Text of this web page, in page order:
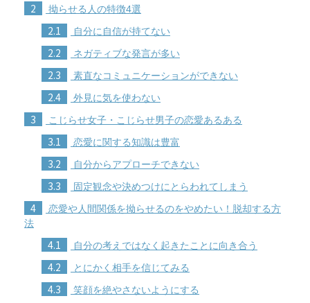
2 拗らせる人の特徴4選
2.1 自分に自信が持てない
2.2 ネガティブな発言が多い
2.3 素直なコミュニケーションができない
2.4 外見に気を使わない
3 こじらせ女子・こじらせ男子の恋愛あるある
3.1 恋愛に関する知識は豊富
3.2 自分からアプローチできない
3.3 固定観念や決めつけにとらわれてしまう
4
恋愛や人間関係を拗らせるのをやめたい！脱却する方
法
4.1 自分の考えではなく起きたことに向き合う
4.2 とにかく相手を信じてみる
4.3 笑顔を絶やさないようにする